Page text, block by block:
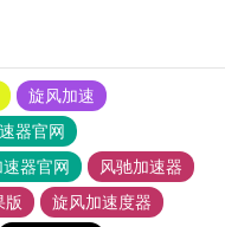
旋风加速
器官网
器官网
风驰加速器
版
旋风加速度器